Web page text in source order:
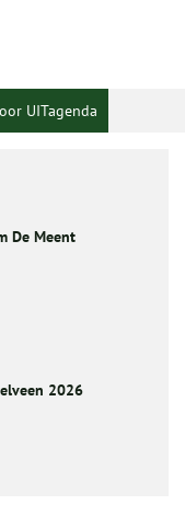
UITagenda
De Meent
2026